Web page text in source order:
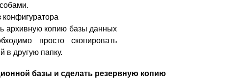
архивную копию базы данных
просто скопировать
в другую папку.
базы и сделать резервную копию